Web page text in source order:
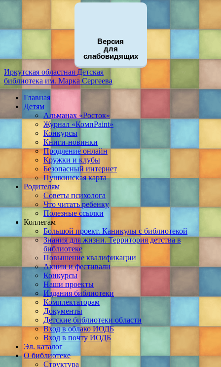
Версия
для
слабовидящих
Иркутская областная Детская
библиотека им. Марка Сергеева
Главная
Детям
Альманах «Росток»
Журнал «КомпPaint»
Конкурсы
Книги-новинки
Продление онлайн
Кружки и клубы
Безопасный интернет
Пушкинская карта
Родителям
Советы психолога
Что читать ребенку
Полезные ссылки
Коллегам
Большой проект. Каникулы с библиотекой
Знания для жизни. Территория детства в
библиотеке
Повышение квалификации
Акции и фестивали
Конкурсы
Наши проекты
Издания библиотеки
Комплектаторам
Документы
Детские библиотеки области
Вход в облако ИОДБ
Вход в почту ИОДБ
Эл. каталог
О библиотеке
Структура